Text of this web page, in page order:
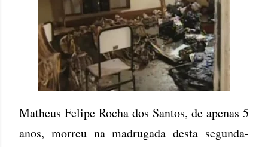
Matheus Felipe Rocha dos Santos, de apenas 5
anos, morreu na madrugada desta segunda-